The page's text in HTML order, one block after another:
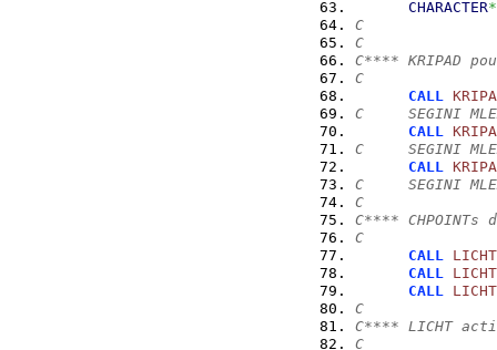
CHARACTER*
C
C
C**** KRIPAD
C
CALL
C     SEGINI
CALL
C     SEGINI
CALL
C     SEGINI
C
C**** CHPOINTs
C
CALL
LICHT
CALL
LICHT
CALL
LICHT
C
C**** LICHT
C